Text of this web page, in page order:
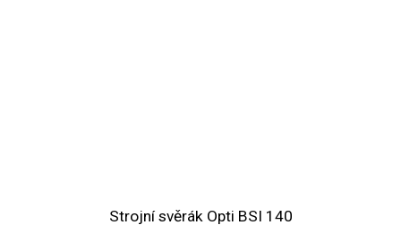
Strojní svěrák Opti BSI 140